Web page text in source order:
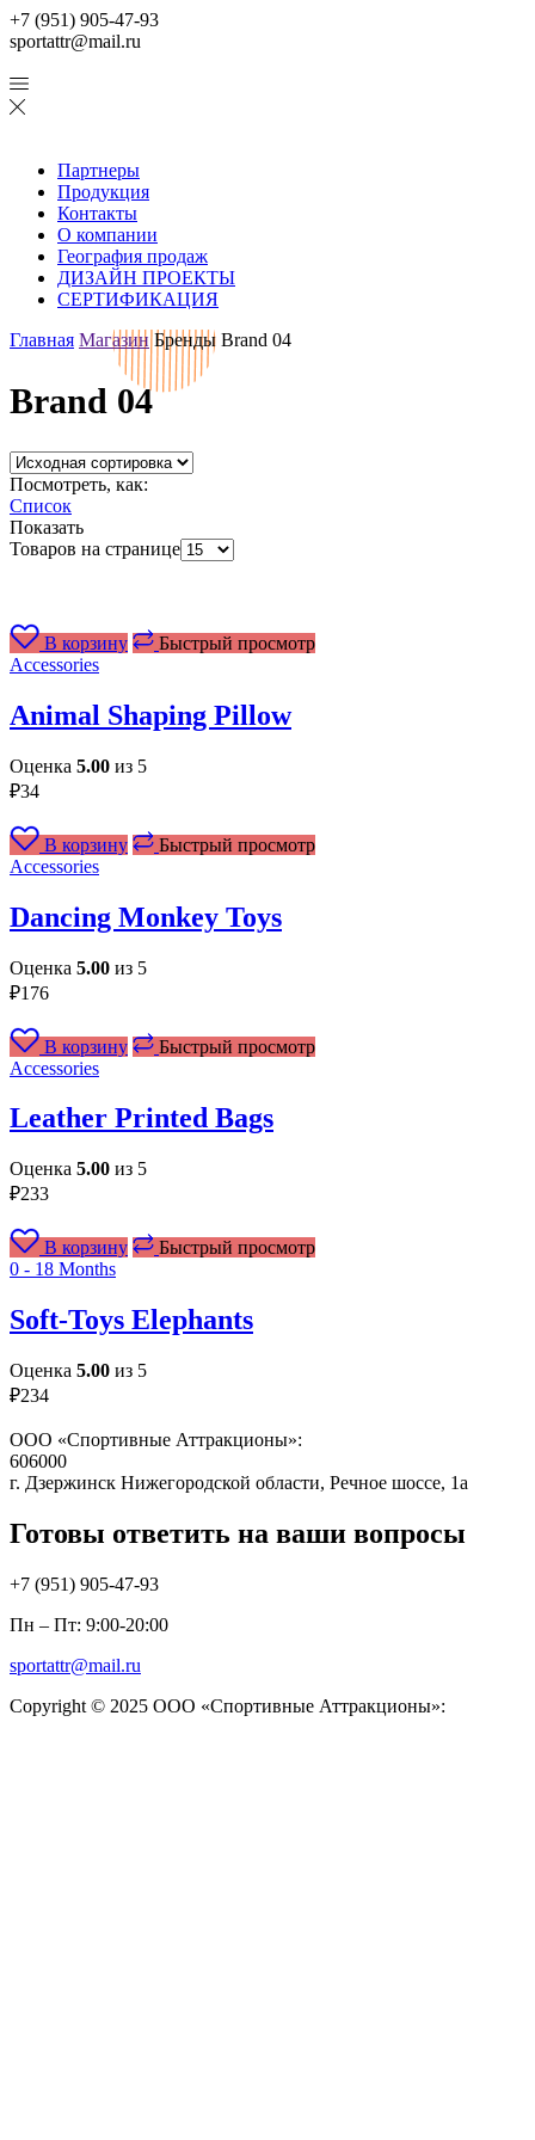
+7 (951) 905-47-93
sportattr@mail.ru
Партнеры
Продукция
Контакты
О компании
География продаж
ДИЗАЙН ПРОЕКТЫ
СЕРТИФИКАЦИЯ
Главная Магазин Бренды Brand 04
Brand 04
Посмотреть, как:
Список
Показать
Товаров на странице
В корзину
Быстрый просмотр
Accessories
Animal Shaping Pillow
Оценка 5.00 из 5
₽34
В корзину
Быстрый просмотр
Accessories
Dancing Monkey Toys
Оценка 5.00 из 5
₽176
В корзину
Быстрый просмотр
Accessories
Leather Printed Bags
Оценка 5.00 из 5
₽233
В корзину
Быстрый просмотр
0 - 18 Months
Soft-Toys Elephants
Оценка 5.00 из 5
₽234
ООО «Спортивные Аттракционы»:
606000
г. Дзержинск Нижегородской области, Речное шоссе, 1а
Готовы ответить на ваши вопросы
+7 (951) 905-47-93
Пн – Пт: 9:00-20:00
sportattr@mail.ru
Copyright © 2025 ООО «Спортивные Аттракционы»: